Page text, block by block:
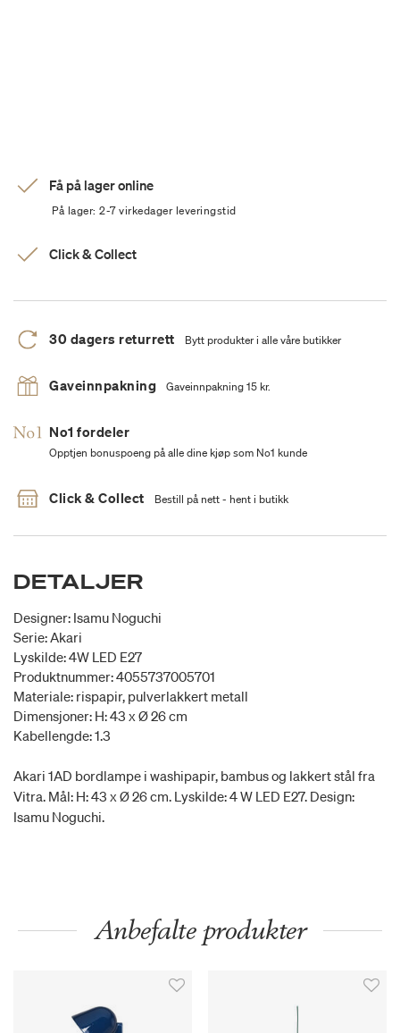
Få på lager online
På lager: 2-7 virkedager leveringstid
Click & Collect
30 dagers returrett Bytt produkter i alle våre butikker
Gaveinnpakning Gaveinnpakning 15 kr.
No1 fordeler
Opptjen bonuspoeng på alle dine kjøp som No1 kunde
Click & Collect Bestill på nett - hent i butikk
DETALJER
Designer: Isamu Noguchi
Serie: Akari
Lyskilde: 4W LED E27
Produktnummer: 4055737005701
Materiale: rispapir, pulverlakkert metall
Dimensjoner: H: 43 x Ø 26 cm
Kabellengde: 1.3
Akari 1AD bordlampe i washipapir, bambus og lakkert stål fra
Vitra. Mål: H: 43 x Ø 26 cm. Lyskilde: 4 W LED E27. Design:
Isamu Noguchi.
Anbefalte produkter